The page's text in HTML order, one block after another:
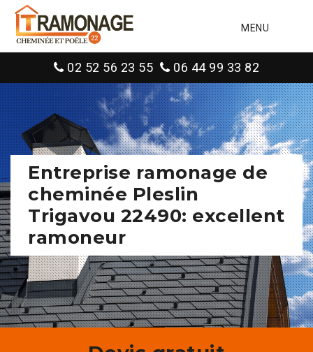
MENU
02 52 56 23 55 06 44 99 33 82
Entreprise ramonage de
cheminée Pleslin
Trigavou 22490: excellent
ramoneur